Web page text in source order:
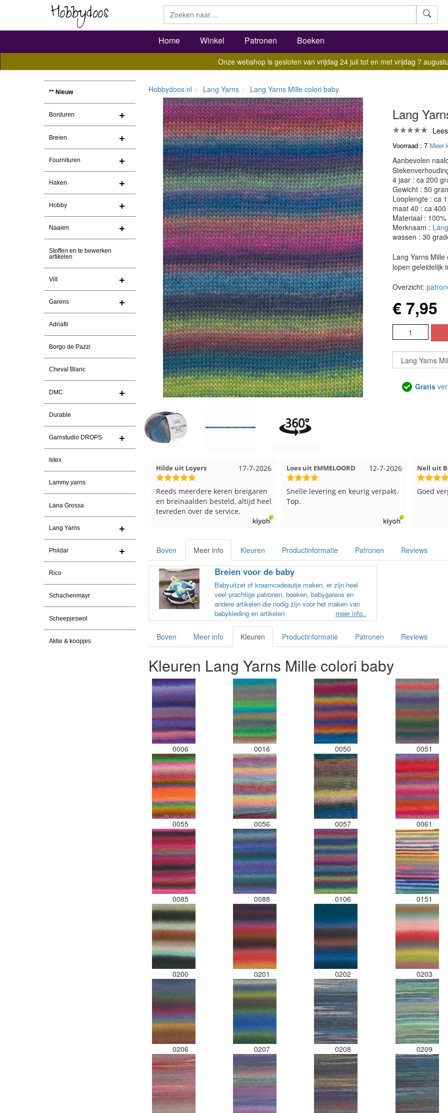
Home Winkel Patronen Boeken
Onze webshop is gesloten van vrijdag 24 juli tot en met vrijdag 7
** Nieuw
Borduren
Breien
Fournituren
Haken
Hobby
Naaien
Stoffen en te bewerken
artikelen
Vilt
Garens
Adriafil
Borgo de Pazzi
Cheval Blanc
DMC
Durable
Garnstudio DROPS
Istex
Lammy yarns
Lana Grossa
Lang Yarns
Phildar
Rico
Schachenmayr
Scheepjeswol
Aktie & koopjes
Hobbydoos.nl Lang Yarns Lang Yarns Mille colori baby
Lang
Voorraad : 7 Meer
Aanbevolen
4 jaar : ca 200
Gewicht : 50
Looplengte : ca
maat 40 : ca 400
Materiaal : 100%
Merknaam :
wassen : 30
Lang Yarns
lopen geleidelijk
Overzicht:
€ 7,95
Gratis
en een keurig
er weer leuke pakket
17-7-2026
Hilde uit Loyers
Reeds meerdere keren breigaren
en breinaalden besteld, altijd heel
tevreden over de service.
12-7-2026
Loes uit EMMELOORD
Snelle levering en keurig verpakt.
Top.
Nell uit Beuningen
Goed verpakt en
Boven Meer info Kleuren Productinformatie Patronen Reviews
Breien voor de baby
Babyuitzet of kraamcadeautje maken, er zijn heel
veel prachtige patronen, boeken, babygarens en
andere artikelen die nodig zijn voor het maken van
babykleding en artikelen
meer info..
Boven Meer info Kleuren Productinformatie Patronen Reviews
Kleuren Lang Yarns Mille colori baby
0006 0016 0050 0051
0055 0056 0057 0061
0085 0088 0106 0151
0200 0201 0202 0203
0206 0207 0208 0209